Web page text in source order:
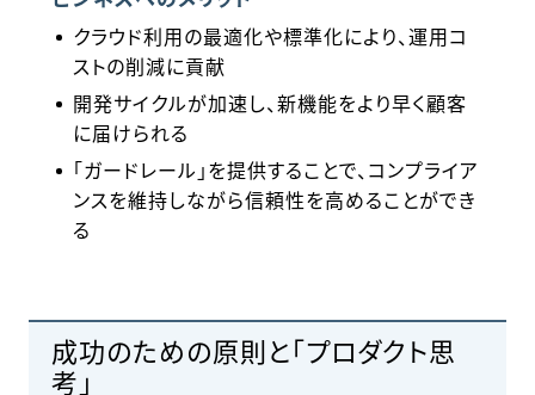
クラウド利用の最適化や標準化により、運用コ
ストの削減に貢献
開発サイクルが加速し、新機能をより早く顧客
に届けられる
「ガードレール」を提供することで、コンプライア
ンスを維持しながら信頼性を高めることができ
る
成功のための原則と「プロダクト思
考」